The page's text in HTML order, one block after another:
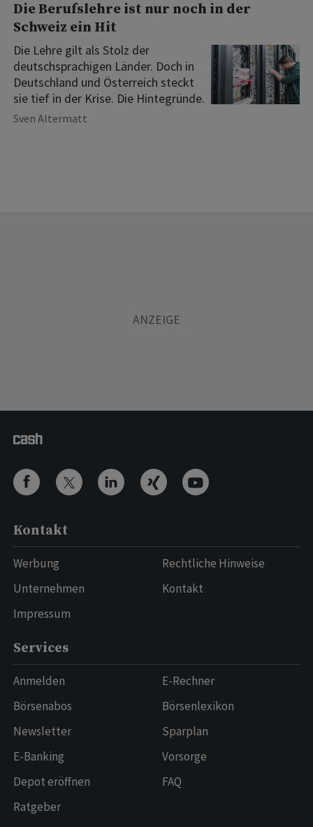
Die Berufslehre ist nur noch in der
Schweiz ein Hit
Die Lehre gilt als Stolz der
deutschsprachigen Länder. Doch in
Deutschland und Österreich steckt
sie tief in der Krise. Die Hintegründe.
Sven Altermatt
Kontakt
Werbung
Unternehmen
Impressum
Rechtliche Hinweise
Kontakt
Services
Anmelden
Börsenabos
Newsletter
E-Banking
Depot eröffnen
Ratgeber
E-Rechner
Börsenlexikon
Sparplan
Vorsorge
FAQ